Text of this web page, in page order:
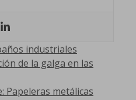
industriales
de la galga en las
Papeleras metálicas